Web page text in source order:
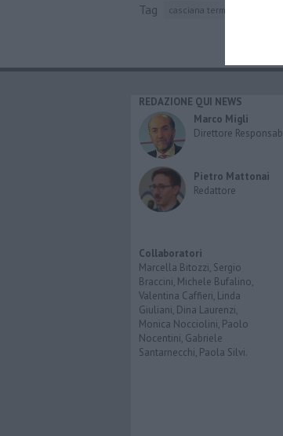
Tag casciana terme lari
REDAZIONE QUI NEWS
Marco Migli
Direttore
Pietro Mattonai
Redattore
Collaboratori
Marcella Bitozzi, Sergio
Braccini, Michele Bufalino,
Valentina Caffieri, Linda
Giuliani, Dina Laurenzi,
Monica Nocciolini, Paolo
Nocentini, Gabriele
Santarnecchi, Paola Silvi.